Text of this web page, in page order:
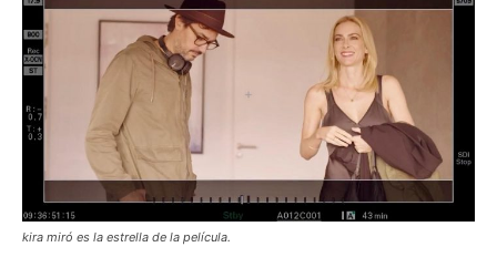
kira miró es la estrella de la película.